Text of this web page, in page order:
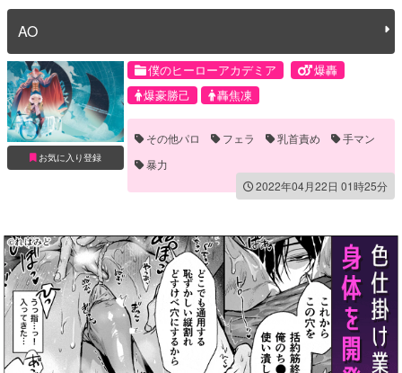
AO
お気に入り登録
僕のヒーローアカデミア
爆轟
爆豪勝己
轟焦凍
その他パロ フェラ 乳首責め
手マン
暴力
2022年04月22日 01時25分